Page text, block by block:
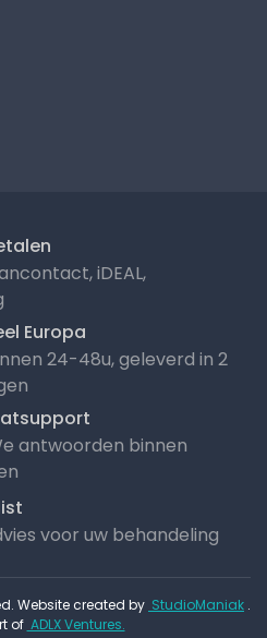
iDEAL,
Europa
24-48u, geleverd in 2
antwoorden binnen
voor uw behandeling
Website created by StudioManiak .
of ADLX Ventures.